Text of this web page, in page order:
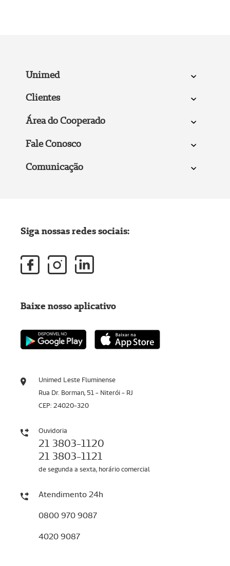
Unimed
Clientes
Área do Cooperado
Fale Conosco
Comunicação
Unimed Leste Fluminense
Rua Dr. Borman, 51 - Niterói - RJ
CEP: 24020-320
Ouvidoria
21 3803-1120
21 3803-1121
de segunda a sexta, horário comercial
Atendimento 24h
0800 970 9087
4020 9087
Siga nossas redes sociais:
Baixe nosso aplicativo